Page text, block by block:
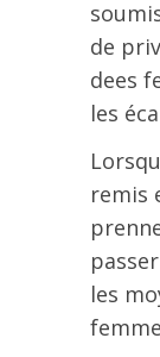
de
dees
les
remis
les